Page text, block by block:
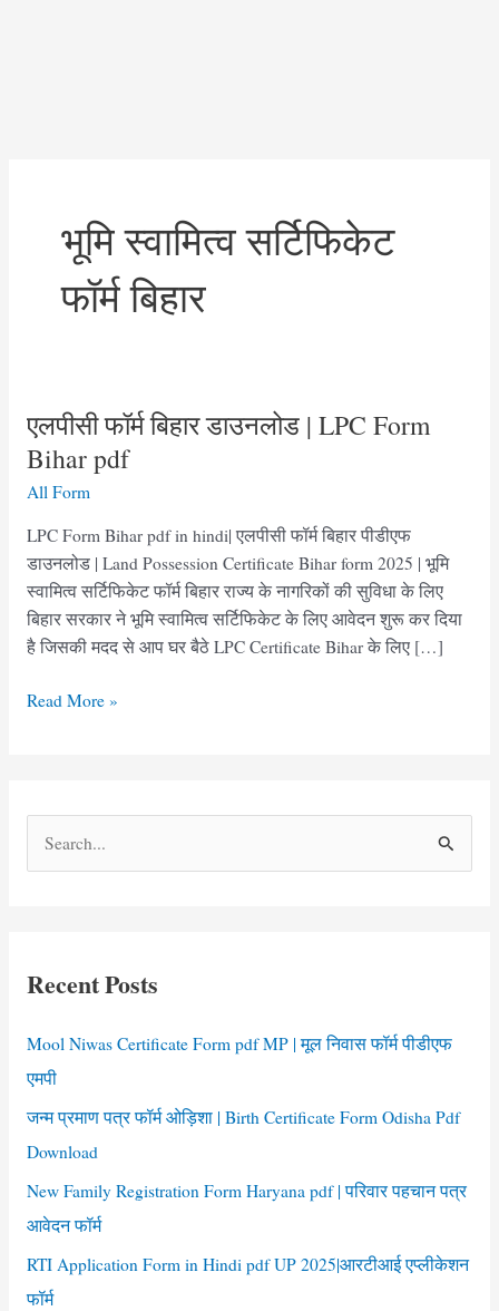
भूमि स्वामित्व सर्टिफिकेट
फॉर्म बिहार
एलपीसी फॉर्म बिहार डाउनलोड | LPC Form
Bihar pdf
All Form
LPC Form Bihar pdf in hindi| एलपीसी फॉर्म बिहार पीडीएफ
डाउनलोड | Land Possession Certificate Bihar form 2025 | भूमि
स्वामित्व सर्टिफिकेट फॉर्म बिहार राज्य के नागरिकों की सुविधा के लिए
बिहार सरकार ने भूमि स्वामित्व सर्टिफिकेट के लिए आवेदन शुरू कर दिया
है जिसकी मदद से आप घर बैठे LPC Certificate Bihar के लिए […]
एलपीसी
|
LPC
Form
Read More »
f
o
:
Recent Posts
Mool Niwas Certificate Form pdf MP | मूल निवास फॉर्म पीडीएफ
एमपी
जन्म प्रमाण पत्र फॉर्म ओड़िशा | Birth Certificate Form Odisha Pdf
Download
New Family Registration Form Haryana pdf | परिवार पहचान पत्र
आवेदन फॉर्म
RTI Application Form in Hindi pdf UP 2025|आरटीआई एप्लीकेशन
फॉर्म